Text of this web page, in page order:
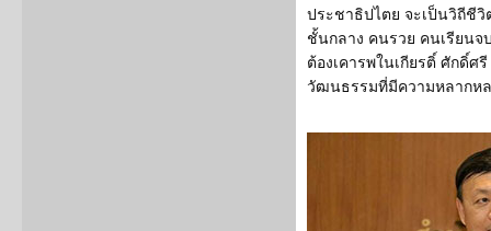
ประชาธิปไตย จะเป็นวิถีชี
ชั้นกลาง คนรวย คนเรียน
ต้องเคารพในเกียรติ์ ศักดิ์
วัฒนธรรมที่มีความหลากห